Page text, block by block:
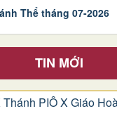
Thể tháng 07-2026
TIN MỚI
PIÔ X Giáo